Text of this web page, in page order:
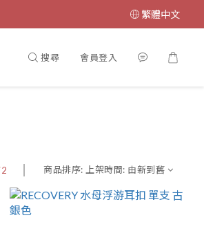
繁體中文
搜尋 會員登入
商品排序: 上架時間: 由新到舊